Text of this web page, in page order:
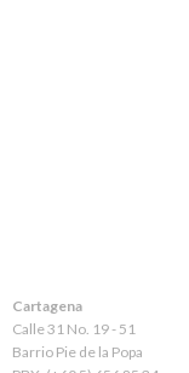
Cartagena
Calle 31 No. 19 - 51
Barrio Pie de la Popa